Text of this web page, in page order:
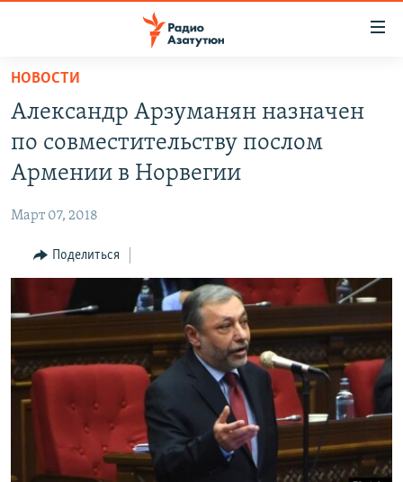
Перейти
основному
содержанию
Перейти
основной
навигации
Перейти
ПОЛИТИКА
ЭКОНОМИКА
РЕГИОН
НАГОРНЫЙ КАРАБАХ
КУЛЬТУРА
АРХИВ
Հայերեն
English
НОВОСТИ
Александр Арзуманян назначен
по совместительству послом
Армении в Норвегии
Март 07, 2018
Поделиться